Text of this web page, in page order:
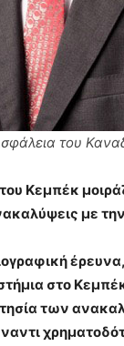
του
Κεμπέκ
με
έρευνα,
στο
των